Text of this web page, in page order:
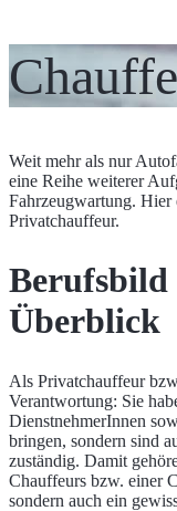
Weit mehr als nur
eine Reihe weiterer
Fahrzeugwartung. Hier
Privatchauffeur.
Überblick
Als Privatchauffeur
Verantwortung: Sie
DienstnehmerInnen
bringen, sondern sind
zuständig. Damit
Chauffeurs bzw. einer
sondern auch ein